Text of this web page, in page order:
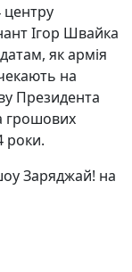
центру
Ігор Швайка
як армія
на
Президента
грошових
роки.
Заряджай! на